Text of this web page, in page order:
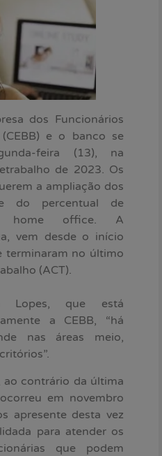
dos Funcionários
e o banco se
feira (13), na
de 2023. Os
a ampliação dos
do percentual de
home office. A
vem desde o início
terminaram no último
(ACT).
Lopes, que está
a CEBB, “há
nas áreas meio,
ao contrário da última
em novembro
apresente desta vez
para atender os
que podem